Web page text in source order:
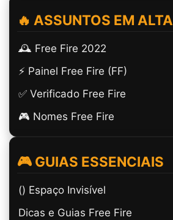
🔥 ASSUNTOS EM ALTA
🕰️ Free Fire 2022
⚡ Painel Free Fire (FF)
✅ Verificado Free Fire
🎮 Nomes Free Fire
🎮 GUIAS ESSENCIAIS
(ㅤ) Espaço Invisível
Dicas e Guias Free Fire